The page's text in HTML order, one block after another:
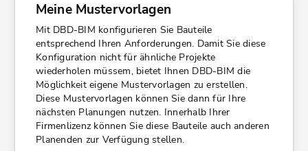
Meine Mustervorlagen
Mit DBD-BIM konfigurieren Sie Bauteile
entsprechend Ihren Anforderungen. Damit Sie diese
Konfiguration nicht für ähnliche Projekte
wiederholen müssem, bietet Ihnen DBD-BIM die
Möglichkeit eigene Mustervorlagen zu erstellen.
Diese Mustervorlagen können Sie dann für Ihre
nächsten Planungen nutzen. Innerhalb Ihrer
Firmenlizenz können Sie diese Bauteile auch anderen
Planenden zur Verfügung stellen.